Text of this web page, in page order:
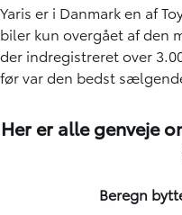
Yaris er i Danmark en af
biler kun overgået af den
der indregistreret over
før var den bedst
Her er alle genveje
Beregn